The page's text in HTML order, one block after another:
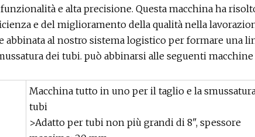
e alta precisione. Questa macchina ha
e del miglioramento della qualità nella
al nostro sistema logistico per formare una
dei tubi. può abbinarsi alle seguenti
Macchina tutto in uno per il taglio e la
tubi
>Adatto per tubi non più grandi di 8", spessore